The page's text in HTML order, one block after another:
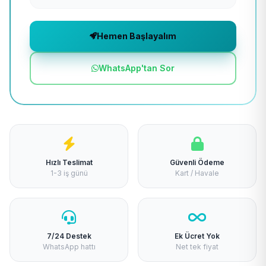
Hemen Başlayalım
WhatsApp'tan Sor
Hızlı Teslimat
1-3 iş günü
Güvenli Ödeme
Kart / Havale
7/24 Destek
WhatsApp hattı
Ek Ücret Yok
Net tek fiyat